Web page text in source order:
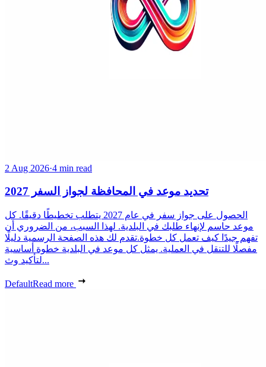
2 Aug 2026·4 min read
تحديد موعد في المحافظة لجواز السفر 2027
الحصول على جواز سفر في عام 2027 يتطلب تخطيطًا دقيقًا. كل
موعد حاسم لإنهاء طلبك في البلدية. لهذا السبب، من الضروري أن
تفهم جيدًا كيف تعمل كل خطوة.تقدم لك هذه الصفحة الرسمية دليلًا
مفصلًا للتنقل في العملية. يمثل كل موعد في البلدية خطوة أساسية
لتأكيد وث...
DefaultRead more